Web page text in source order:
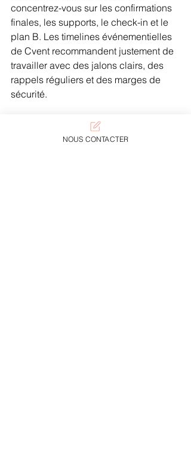
concentrez-vous sur les confirmations
finales, les supports, le check-in et le
plan B. Les timelines événementielles
de Cvent recommandent justement de
travailler avec des jalons clairs, des
rappels réguliers et des marges de
sécurité.
Quelles sont les étapes clés d’un
rétroplanning J-90 pour un
NOUS CONTACTER